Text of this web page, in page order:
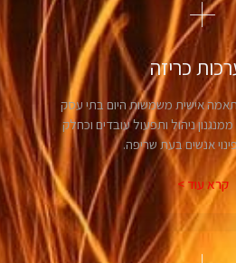
כריזה
אישית משמשות היום בתי עסק
ניהול ותפעול עובדים וכחלק
אנשים בעת שריפה.
קרא עוד >